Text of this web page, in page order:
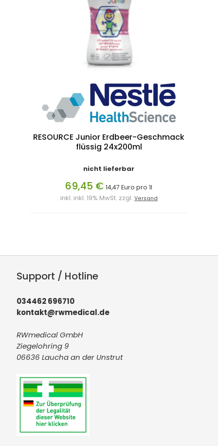
RESOURCE Junior Erdbeer-Geschmack
flüssig 24x200ml
nicht lieferbar
69,45 € 14,47 Euro pro 1l
inkl. inkl. 19% MwSt. zzgl. Versand
Support / Hotline
034462 696710
kontakt@rwmedical.de
RWmedical GmbH
Ziegelohring 9
06636 Laucha an der Unstrut